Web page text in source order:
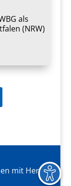
als
(NRW)
mit Herz